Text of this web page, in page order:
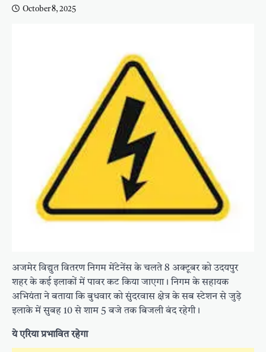
October 8, 2025
अजमेर विद्युत वितरण निगम मेंटेनेंस के चलते 8 अक्टूबर को उदयपुर
शहर के कई इलाकों में पावर कट किया जाएगा। निगम के सहायक
अभियंता ने बताया कि बुधवार को सुंदरवास क्षेत्र के सब स्टेशन से जुड़े
इलाके में सुबह 10 से शाम 5 बजे तक बिजली बंद रहेगी।
ये एरिया प्रभावित रहेगा